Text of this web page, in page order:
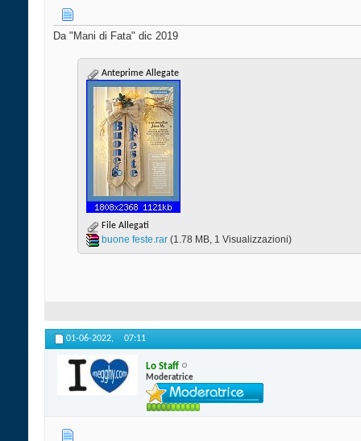
Da "Mani di Fata" dic 2019
Anteprime Allegate
File Allegati
buone feste.rar‎ (1.78 MB, 1 Visualizzazioni)
01-06-2022, 07:11
Lo Staff
Moderatrice